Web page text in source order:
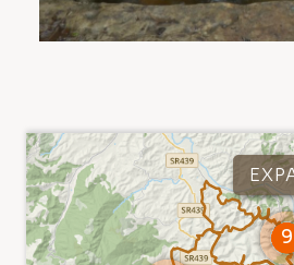
Percorsi 15 Punti